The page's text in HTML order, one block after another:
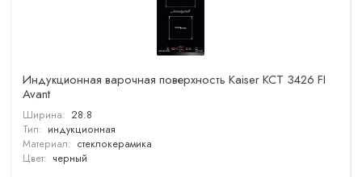
Индукционная варочная поверхность Kaiser KCT 3426 FI
Avant
Ширина: 28.8
Тип: индукционная
Материал: стеклокерамика
Цвет: черный